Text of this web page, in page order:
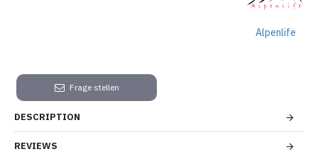
Alpenlife
Frage stellen
DESCRIPTION
REVIEWS